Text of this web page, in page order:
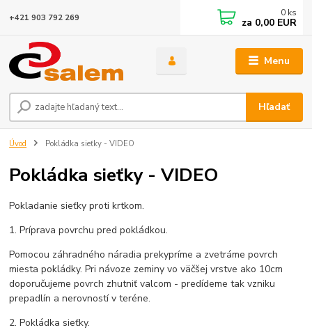
Menu
Hľadať
+421 903 792 269 0 ks
za 0,00 EUR
Úvod Pokládka sieťky - VIDEO
Pokládka sieťky - VIDEO
Pokladanie sieťky proti krtkom.
1. Príprava povrchu pred pokládkou.
Pomocou záhradného náradia prekypríme a zvetráme povrch
miesta pokládky. Pri návoze zeminy vo väčšej vrstve ako 10cm
doporučujeme povrch zhutniť valcom - predídeme tak vzniku
prepadlín a nerovností v teréne.
2. Pokládka sieťky.